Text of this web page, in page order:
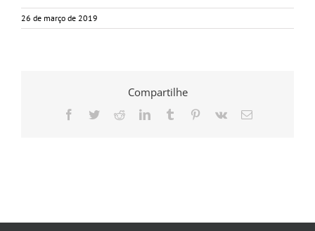
26 de março de 2019
Compartilhe
Facebook
TwitterRedditLinkedInTumblr Pinterest
Vk
E-